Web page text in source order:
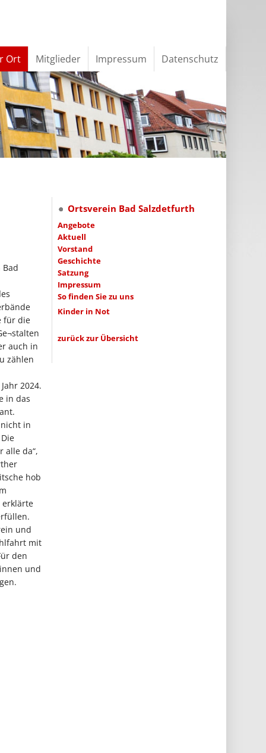
für die
auch in
zählen
2024.
in das
in
alle da“,
hob
erklärte
und
mit
den
und
Ortsverein Bad Salzdetfurth
Angebote
Aktuell
Vorstand
Geschichte
Satzung
Impressum
So finden Sie zu uns
Kinder in Not
zurück zur Übersicht
Ort Mitglieder Impressum Datenschutz